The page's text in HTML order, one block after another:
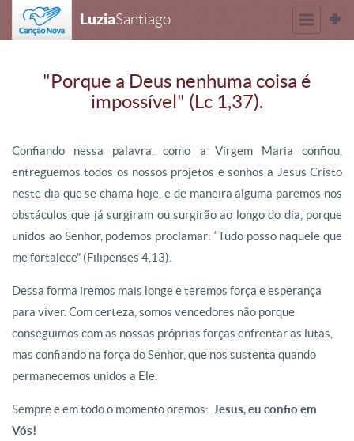
LuziaSantiago
"Porque a Deus nenhuma coisa é
impossível" (Lc 1,37).
Confiando nessa palavra, como a Virgem Maria confiou,
entreguemos todos os nossos projetos e sonhos a Jesus Cristo
neste dia que se chama hoje, e de maneira alguma paremos nos
obstáculos que já surgiram ou surgirão ao longo do dia, porque
unidos ao Senhor, podemos proclamar: “Tudo posso naquele que
me fortalece” (Filipenses 4,13).
Dessa forma iremos mais longe e teremos força e esperança
para viver. Com certeza, somos vencedores não porque
conseguimos com as nossas próprias forças enfrentar as lutas,
mas confiando na força do Senhor, que nos sustenta quando
permanecemos unidos a Ele.
Sempre e em todo o momento oremos: Jesus, eu confio em
Vós!